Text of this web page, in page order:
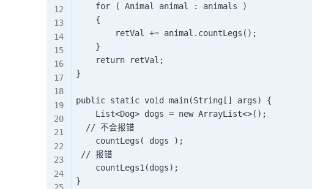
    for ( Animal animal : animals )
    {
        retVal += animal.countLegs();
    }
    return retVal;
}
public static void main(String[] args) {
    List<Dog> dogs = new ArrayList<>();
  // 不会报错
    countLegs( dogs );
// 报错
    countLegs1(dogs);